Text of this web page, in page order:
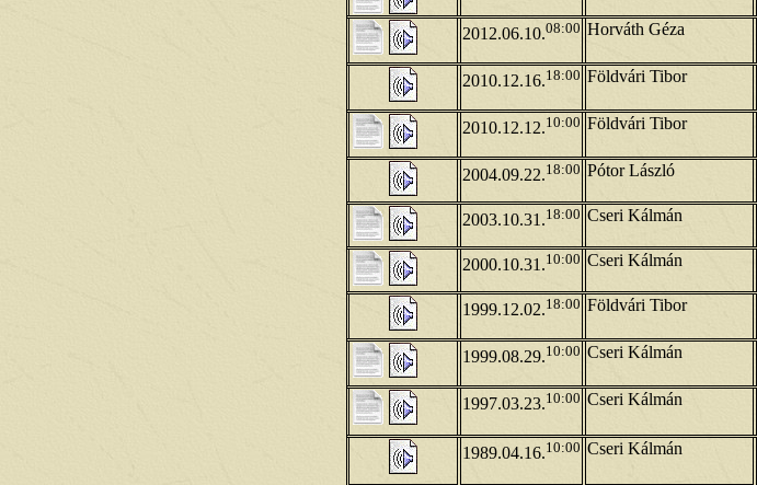
2012.06.10.08:00 Horváth Géza
2010.12.16.18:00 Földvári Tibor
2010.12.12.10:00 Földvári Tibor
2004.09.22.18:00 Pótor László
2003.10.31.18:00 Cseri Kálmán
2000.10.31.10:00 Cseri Kálmán
1999.12.02.18:00 Földvári Tibor
1999.08.29.10:00 Cseri Kálmán
1997.03.23.10:00 Cseri Kálmán
1989.04.16.10:00 Cseri Kálmán